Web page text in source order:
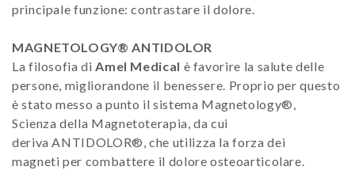
principale funzione: contrastare il dolore.
MAGNETOLOGY® ANTIDOLOR
La filosofia diAmel Medical è favorire la salute delle
persone, migliorandone il benessere. Proprio per questo
è stato messo a punto il sistema Magnetology®,
Scienza della Magnetoterapia, da cui
deriva ANTIDOLOR®, che utilizza la forza dei
magneti per combattere il dolore osteoarticolare.